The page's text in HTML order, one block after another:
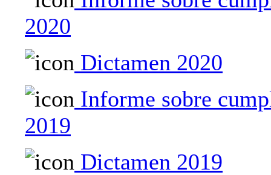
2020
Dictamen 2020
Informe sobre
2019
Dictamen 2019